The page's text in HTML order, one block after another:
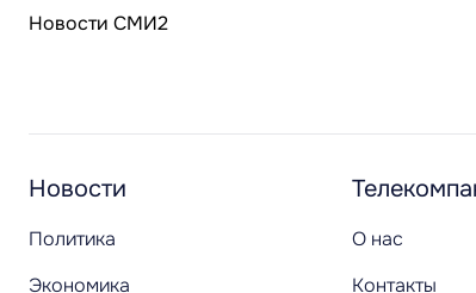
Новости СМИ2
Новости
Политика
Экономика
О нас
Контакты